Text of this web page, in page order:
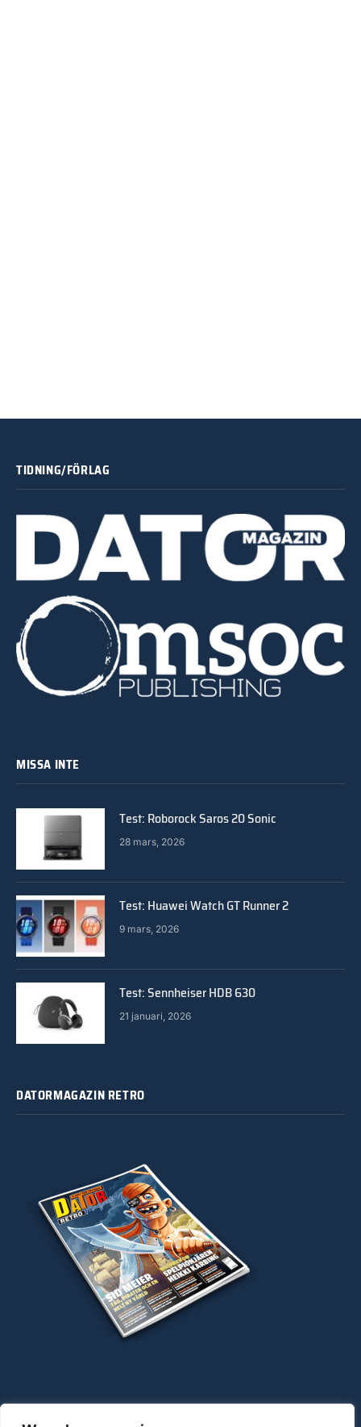
TIDNING/FÖRLAG
MISSA INTE
Test: Roborock Saros 20 Sonic
28 mars, 2026
Test: Huawei Watch GT Runner 2
9 mars, 2026
Test: Sennheiser HDB 630
21 januari, 2026
DATORMAGAZIN RETRO